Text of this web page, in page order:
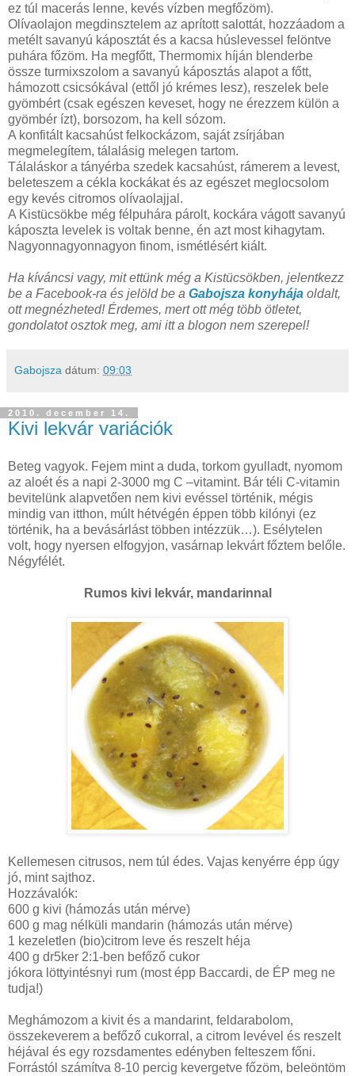
ez túl macerás lenne, kevés vízben megfőzöm).
Olívaolajon megdinsztelem az aprított salottát, hozzáadom a
metélt savanyú káposztát és a kacsa húslevessel felöntve
puhára főzöm. Ha megfőtt, Thermomix híján blenderbe
össze turmixszolom a savanyú káposztás alapot a főtt,
hámozott csicsókával (ettől jó krémes lesz), reszelek bele
gyömbért (csak egészen keveset, hogy ne érezzem külön a
gyömbér ízt), borsozom, ha kell sózom.
A konfitált kacsahúst felkockázom, saját zsírjában
megmelegítem, tálalásig melegen tartom.
Tálaláskor a tányérba szedek kacsahúst, rámerem a levest,
beleteszem a cékla kockákat és az egészet meglocsolom
egy kevés citromos olívaolajjal.
A Kistücsökbe még félpuhára párolt, kockára vágott savanyú
káposzta levelek is voltak benne, én azt most kihagytam.
Nagyonnagyonnagyon finom, ismétlésért kiált.
Ha kíváncsi vagy, mit ettünk még a Kistücsökben, jelentkezz
be a Facebook-ra és jelöld be a Gabojsza konyhája oldalt,
ott megnézheted! Érdemes, mert ott még több ötletet,
gondolatot osztok meg, ami itt a blogon nem szerepel!
Gabojsza dátum: 09:03
2010. december 14.
Kivi lekvár variációk
Beteg vagyok. Fejem mint a duda, torkom gyulladt, nyomom
az aloét és a napi 2-3000 mg C –vitamint. Bár téli C-vitamin
bevitelünk alapvetően nem kivi evéssel történik, mégis
mindig van itthon, múlt hétvégén éppen több kilónyi (ez
történik, ha a bevásárlást többen intézzük…). Esélytelen
volt, hogy nyersen elfogyjon, vasárnap lekvárt főztem belőle.
Négyfélét.
Rumos kivi lekvár, mandarinnal
Kellemesen citrusos, nem túl édes. Vajas kenyérre épp úgy
jó, mint sajthoz.
Hozzávalók:
600 g kivi (hámozás után mérve)
600 g mag nélküli mandarin (hámozás után mérve)
1 kezeletlen (bio)citrom leve és reszelt héja
400 g dr5ker 2:1-ben befőző cukor
jókora löttyintésnyi rum (most épp Baccardi, de ÉP meg ne
tudja!)
Meghámozom a kivit és a mandarint, feldarabolom,
összekeverem a befőző cukorral, a citrom levével és reszelt
héjával és egy rozsdamentes edényben felteszem főni.
Forrástól számítva 8-10 percig kevergetve főzöm, beleöntöm